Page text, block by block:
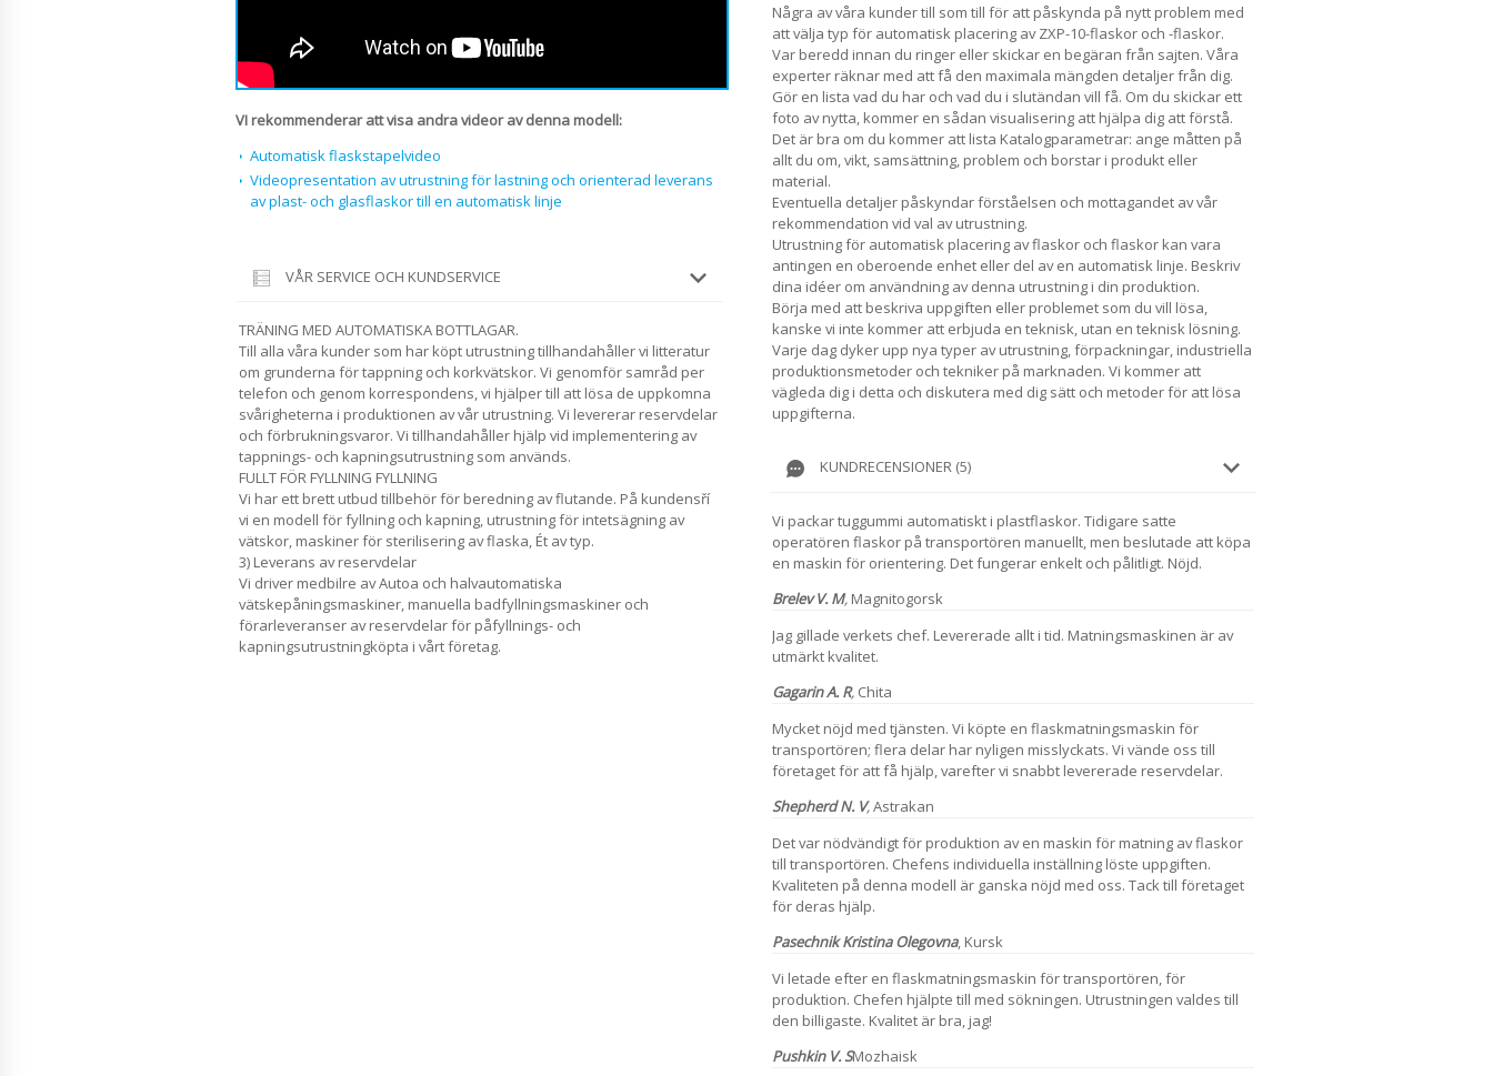
VI rekommenderar att visa andra videor av denna modell:
Automatisk flaskstapelvideo
Videopresentation av utrustning för lastning och orienterad leverans
av plast- och glasflaskor till en automatisk linje
VÅR SERVICE OCH KUNDSERVICE
TRÄNING MED AUTOMATISKA BOTTLAGAR.
Till alla våra kunder som har köpt utrustning tillhandahåller vi litteratur
om grunderna för tappning och korkvätskor. Vi genomför samråd per
telefon och genom korrespondens, vi hjälper till att lösa de uppkomna
svårigheterna i produktionen av vår utrustning. Vi levererar reservdelar
och förbrukningsvaror. Vi tillhandahåller hjälp vid implementering av
tappnings- och kapningsutrustning som används.
FULLT FÖR FYLLNING FYLLNING
Vi har ett brett utbud tillbehör för beredning av flutande. På kundensří
vi en modell för fyllning och kapning, utrustning för intetsägning av
vätskor, maskiner för sterilisering av flaska, Ét av typ.
3) Leverans av reservdelar
Vi driver medbilre av Autoa och halvautomatiska
vätskepåningsmaskiner, manuella badfyllningsmaskiner och
förarleveranser av reservdelar för påfyllnings- och
kapningsutrustningköpta i vårt företag.
Några av våra kunder till som till för att påskynda på nytt problem med
att välja typ för automatisk placering av ZXP-10-flaskor och -flaskor.
Var beredd innan du ringer eller skickar en begäran från sajten. Våra
experter räknar med att få den maximala mängden detaljer från dig.
Gör en lista vad du har och vad du i slutändan vill få. Om du skickar ett
foto av nytta, kommer en sådan visualisering att hjälpa dig att förstå.
Det är bra om du kommer att lista Katalogparametrar: ange måtten på
allt du om, vikt, samsättning, problem och borstar i produkt eller
material.
Eventuella detaljer påskyndar förståelsen och mottagandet av vår
rekommendation vid val av utrustning.
Utrustning för automatisk placering av flaskor och flaskor kan vara
antingen en oberoende enhet eller del av en automatisk linje. Beskriv
dina idéer om användning av denna utrustning i din produktion.
Börja med att beskriva uppgiften eller problemet som du vill lösa,
kanske vi inte kommer att erbjuda en teknisk, utan en teknisk lösning.
Varje dag dyker upp nya typer av utrustning, förpackningar, industriella
produktionsmetoder och tekniker på marknaden. Vi kommer att
vägleda dig i detta och diskutera med dig sätt och metoder för att lösa
uppgifterna.
KUNDRECENSIONER (5)
Vi packar tuggummi automatiskt i plastflaskor. Tidigare satte
operatören flaskor på transportören manuellt, men beslutade att köpa
en maskin för orientering. Det fungerar enkelt och pålitligt. Nöjd.
Brelev V. M, Magnitogorsk
Jag gillade verkets chef. Levererade allt i tid. Matningsmaskinen är av
utmärkt kvalitet.
Gagarin A. R, Chita
Mycket nöjd med tjänsten. Vi köpte en flaskmatningsmaskin för
transportören; flera delar har nyligen misslyckats. Vi vände oss till
företaget för att få hjälp, varefter vi snabbt levererade reservdelar.
Shepherd N. V,Astrakan
Det var nödvändigt för produktion av en maskin för matning av flaskor
till transportören. Chefens individuella inställning löste uppgiften.
Kvaliteten på denna modell är ganska nöjd med oss. Tack till företaget
för deras hjälp.
Pasechnik Kristina Olegovna, Kursk
Vi letade efter en flaskmatningsmaskin för transportören, för
produktion. Chefen hjälpte till med sökningen. Utrustningen valdes till
den billigaste. Kvalitet är bra, jag!
Pushkin V. SMozhaisk